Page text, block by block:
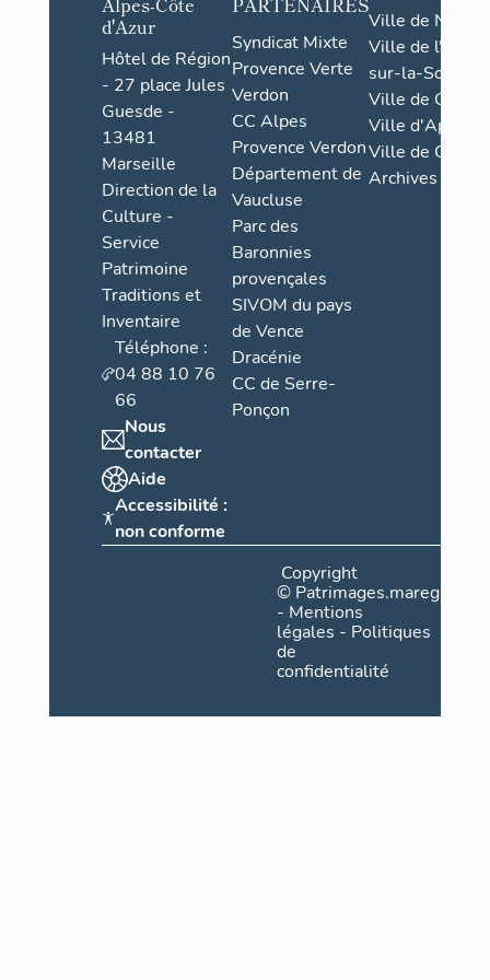
d'Azur
Hôtel de Région
- 27 place Jules
Guesde -
13481
Marseille
Direction de la
Culture -
Service
Patrimoine
Traditions et
Inventaire
Téléphone :
04 88 10 76
66
Nous
contacter
Aide
Accessibilité :
non conforme
Syndicat Mixte
Provence Verte
Verdon
CC Alpes
Provence Verdon
Département de
Vaucluse
Parc des
Baronnies
provençales
SIVOM du pays
de Vence
Dracénie
CC de Serre-
Ponçon
Ville de Nice
Ville de l'Isle-
sur-la-Sorgue
Ville de Grasse
Ville d'Apt
Ville de
Archives
Copyright
©
- Mentions
légales - Politiques
de
confidentialité